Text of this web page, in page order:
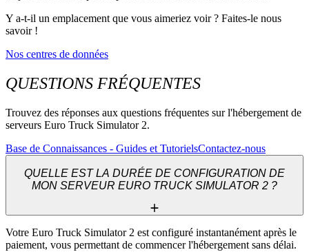
Y a-t-il un emplacement que vous aimeriez voir ? Faites-le nous
savoir !
Nos centres de données
QUESTIONS FRÉQUENTES
Trouvez des réponses aux questions fréquentes sur l'hébergement de
serveurs Euro Truck Simulator 2.
Base de Connaissances - Guides et TutorielsContactez-nous
QUELLE EST LA DURÉE DE CONFIGURATION DE
MON SERVEUR EURO TRUCK SIMULATOR 2 ?
Votre Euro Truck Simulator 2 est configuré instantanément après le
paiement, vous permettant de commencer l'hébergement sans délai.